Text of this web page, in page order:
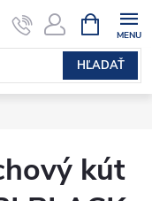
HĽADAŤ
KOŠÍK
kút